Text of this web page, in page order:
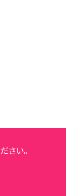
さい。